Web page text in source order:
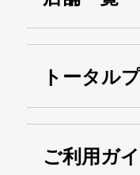
トータル
ご利用ガ